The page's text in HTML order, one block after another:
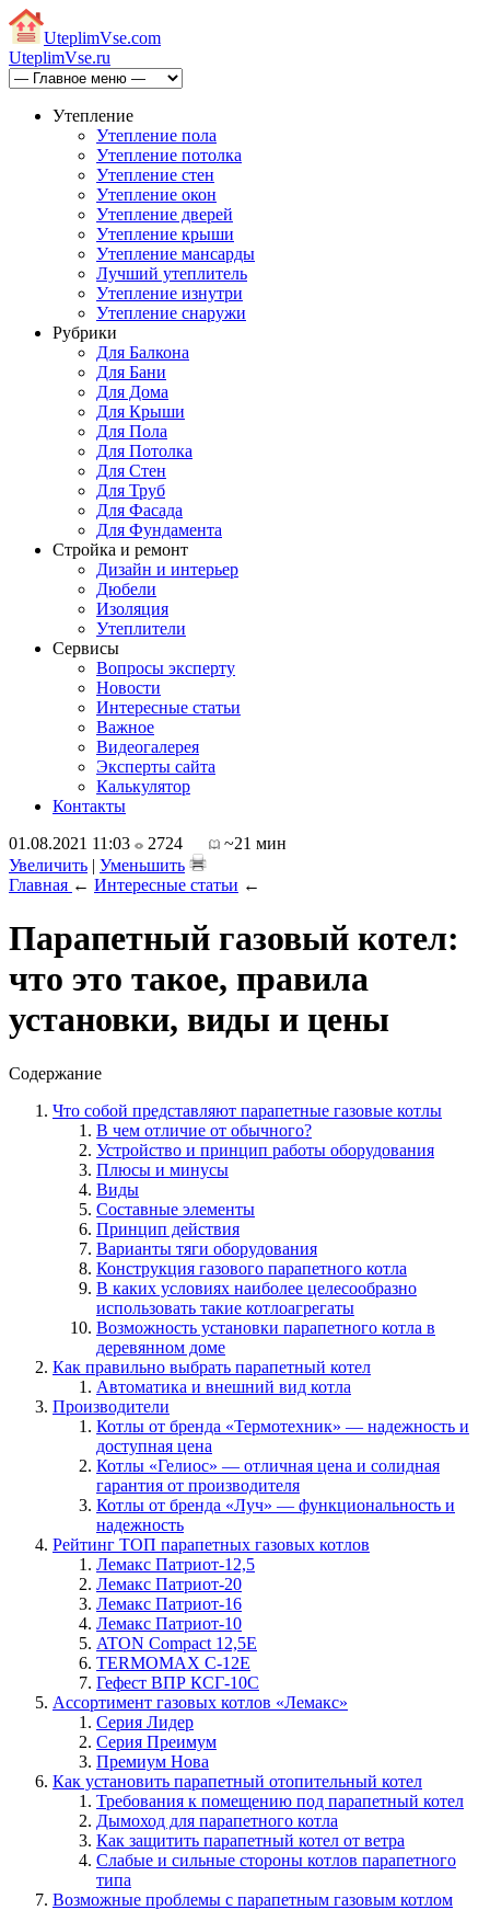
UteplimVse.com
UteplimVse.ru
Утепление
Утепление пола
Утепление потолка
Утепление стен
Утепление окон
Утепление дверей
Утепление крыши
Утепление мансарды
Лучший утеплитель
Утепление изнутри
Утепление снаружи
Рубрики
Для Балкона
Для Бани
Для Дома
Для Крыши
Для Пола
Для Потолка
Для Стен
Для Труб
Для Фасада
Для Фундамента
Стройка и ремонт
Дизайн и интерьер
Дюбели
Изоляция
Утеплители
Сервисы
Вопросы эксперту
Новости
Интересные статьи
Важное
Видеогалерея
Эксперты сайта
Калькулятор
Контакты
01.08.2021 11:03
2724
~21 мин
Увеличить | Уменьшить
Главная ← Интересные статьи ←
Парапетный газовый котел:
что это такое, правила
установки, виды и цены
Содержание
Что собой представляют парапетные газовые котлы
В чем отличие от обычного?
Устройство и принцип работы оборудования
Плюсы и минусы
Виды
Составные элементы
Принцип действия
Варианты тяги оборудования
Конструкция газового парапетного котла
В каких условиях наиболее целесообразно
использовать такие котлоагрегаты
Возможность установки парапетного котла в
деревянном доме
Как правильно выбрать парапетный котел
Автоматика и внешний вид котла
Производители
Котлы от бренда «Термотехник» — надежность и
доступная цена
Котлы «Гелиос» — отличная цена и солидная
гарантия от производителя
Котлы от бренда «Луч» — функциональность и
надежность
Рейтинг ТОП парапетных газовых котлов
Лемакс Патриот-12,5
Лемакс Патриот-20
Лемакс Патриот-16
Лемакс Патриот-10
ATON Compact 12,5Е
TERMOMAX С-12Е
Гефест ВПР КСГ-10С
Ассортимент газовых котлов «Лемакс»
Серия Лидер
Серия Преимум
Премиум Нова
Как установить парапетный отопительный котел
Требования к помещению под парапетный котел
Дымоход для парапетного котла
Как защитить парапетный котел от ветра
Слабые и сильные стороны котлов парапетного
типа
Возможные проблемы с парапетным газовым котлом